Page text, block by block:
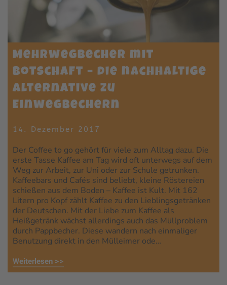
Mehrwegbecher mit
Botschaft – die nachhaltige
Alternative zu
Einwegbechern
14. Dezember 2017
Der Coffee to go gehört für viele zum Alltag dazu. Die
erste Tasse Kaffee am Tag wird oft unterwegs auf dem
Weg zur Arbeit, zur Uni oder zur Schule getrunken.
Kaffeebars und Cafés sind beliebt, kleine Röstereien
schießen aus dem Boden – Kaffee ist Kult. Mit 162
Litern pro Kopf zählt Kaffee zu den Lieblingsgetränken
der Deutschen. Mit der Liebe zum Kaffee als
Heißgetränk wächst allerdings auch das Müllproblem
durch Pappbecher. Diese wandern nach einmaliger
Benutzung direkt in den Mülleimer ode…
Weiterlesen >>